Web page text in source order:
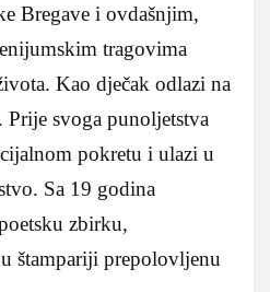
Bregave i ovdašnjim,
tragovima
Kao dječak odlazi na
svoga punoljetstva
pokretu i ulazi u
Sa 19 godina
zbirku,
štampariji prepolovljenu